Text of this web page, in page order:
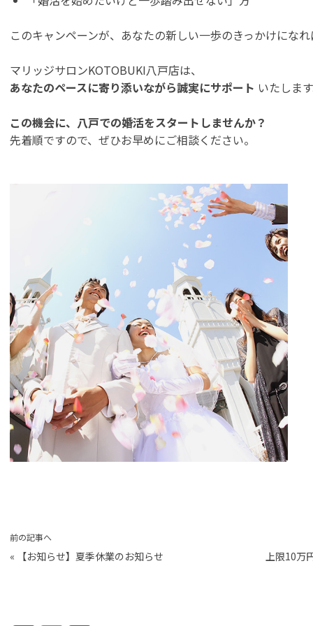
このキャンペーンが、あなたの新しい一歩のきっかけになれ
マリッジサロンKOTOBUKI八戸店は、
あなたのペースに寄り添いながら誠実にサポート いたします
この機会に、八戸での婚活をスタートしませんか？
先着順ですので、ぜひお早めにご相談ください。
前の記事へ
« 【お知らせ】夏季休業のお知らせ
上限10万